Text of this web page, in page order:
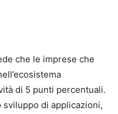
che le imprese che
di 5 punti percentuali.
sviluppo di applicazioni,